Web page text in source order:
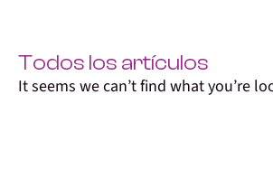
Todos los artículos
It seems we can’t find what you’re